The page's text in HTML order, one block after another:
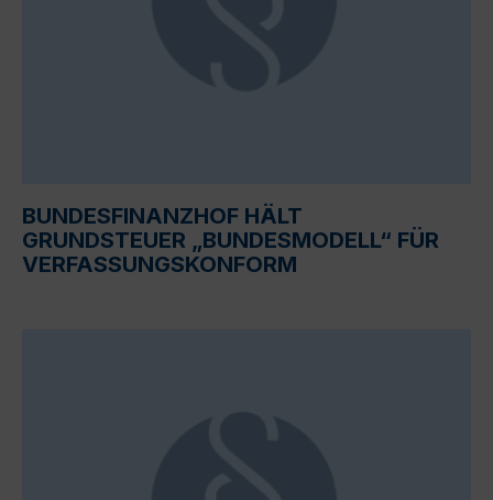
BUNDESFINANZHOF HÄLT
GRUNDSTEUER „BUNDESMODELL“ FÜR
VERFASSUNGSKONFORM